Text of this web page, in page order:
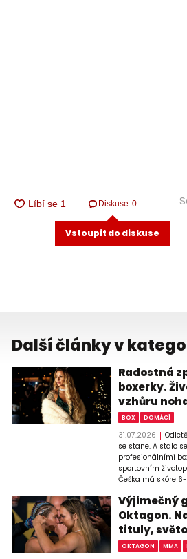
Diskuse 0
Vstoupit do diskuse
Další články v
Radostná
boxerky.
vzhůru
BOX DOMÁCÍ
31.07.2026
se stane. A stalo
profesionálními
sportovním
Češka má skóre
Výjimečný
Oktagon.
tituly,
OKTAGON MMA